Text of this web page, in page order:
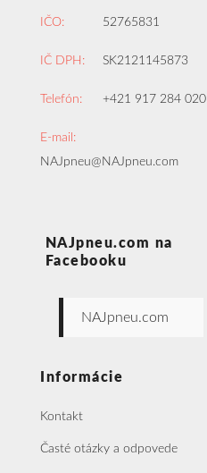
IČO: 52765831
IČ DPH: SK2121145873
Telefón: +421 917 284 020
E-mail:
NAJpneu@NAJpneu.com
NAJpneu.com na
Facebooku
NAJpneu.com
Informácie
Kontakt
Časté otázky a odpovede